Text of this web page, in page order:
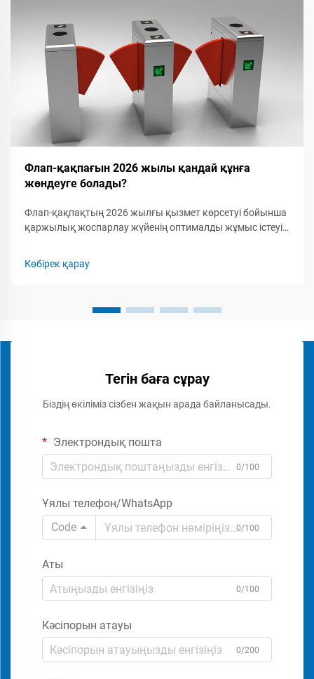
Флап-қақпағын 2026 жылы қандай құнға
жөндеуге болады?
Флап-қақпақтың 2026 жылғы қызмет көрсетуі бойынша
қаржылық жоспарлау жүйенің оптималды жұмыс істеуі
заманғы жаяу жүріп өтуге арналған қатынас бақылау
Көбірек қарау
Тегін баға сұрау
Біздің өкіліміз сізбен жақын арада байланысады.
Электрондық пошта
0/100
Ұялы телефон/WhatsApp
Code
0/100
Аты
0/100
Кәсіпорын атауы
0/200